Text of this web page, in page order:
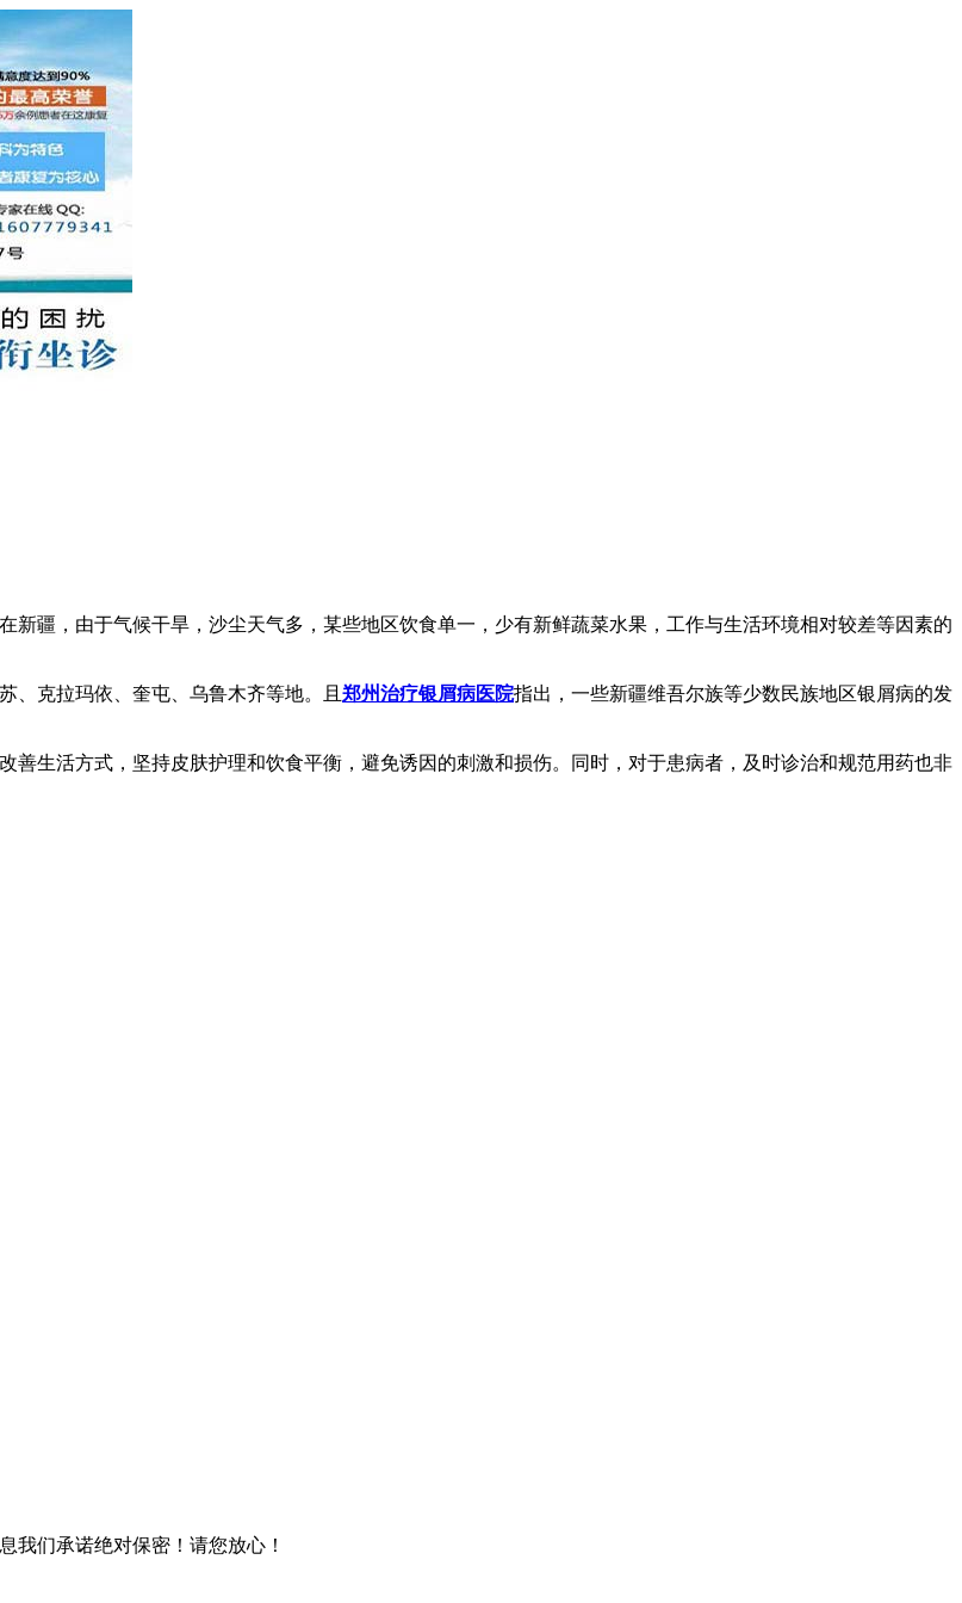
疆，由于气候干旱，沙尘天气多，某些地区饮食单一，少有新鲜蔬菜水果，工作与生活环境相对较差等因素的
、克拉玛依、奎屯、乌鲁木齐等地。且 郑州治疗银屑病医院指出，一些新疆维吾尔族等少数民族地区银屑病的发
生活方式，坚持皮肤护理和饮食平衡，避免诱因的刺激和损伤。同时，对于患病者，及时诊治和规范用药也非
我们承诺绝对保密！请您放心！